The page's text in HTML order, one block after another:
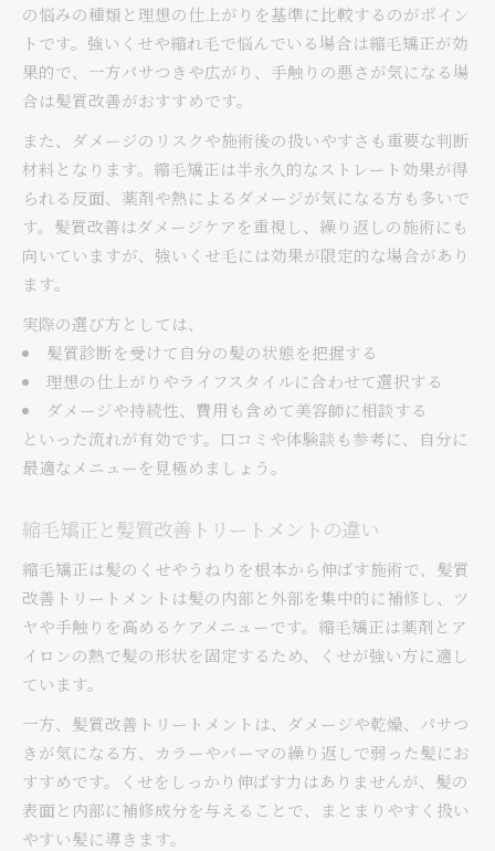
の悩みの種類と理想の仕上がりを基準に比較するのがポイン
トです。強いくせや縮れ毛で悩んでいる場合は縮毛矯正が効
果的で、一方パサつきや広がり、手触りの悪さが気になる場
合は髪質改善がおすすめです。
また、ダメージのリスクや施術後の扱いやすさも重要な判断
材料となります。縮毛矯正は半永久的なストレート効果が得
られる反面、薬剤や熱によるダメージが気になる方も多いで
す。髪質改善はダメージケアを重視し、繰り返しの施術にも
向いていますが、強いくせ毛には効果が限定的な場合があり
ます。
実際の選び方としては、
髪質診断を受けて自分の髪の状態を把握する
理想の仕上がりやライフスタイルに合わせて選択する
ダメージや持続性、費用も含めて美容師に相談する
といった流れが有効です。口コミや体験談も参考に、自分に
最適なメニューを見極めましょう。
縮毛矯正と髪質改善トリートメントの違い
縮毛矯正は髪のくせやうねりを根本から伸ばす施術で、髪質
改善トリートメントは髪の内部と外部を集中的に補修し、ツ
ヤや手触りを高めるケアメニューです。縮毛矯正は薬剤とア
イロンの熱で髪の形状を固定するため、くせが強い方に適し
ています。
一方、髪質改善トリートメントは、ダメージや乾燥、パサつ
きが気になる方、カラーやパーマの繰り返しで弱った髪にお
すすめです。くせをしっかり伸ばす力はありませんが、髪の
表面と内部に補修成分を与えることで、まとまりやすく扱い
やすい髪に導きます。